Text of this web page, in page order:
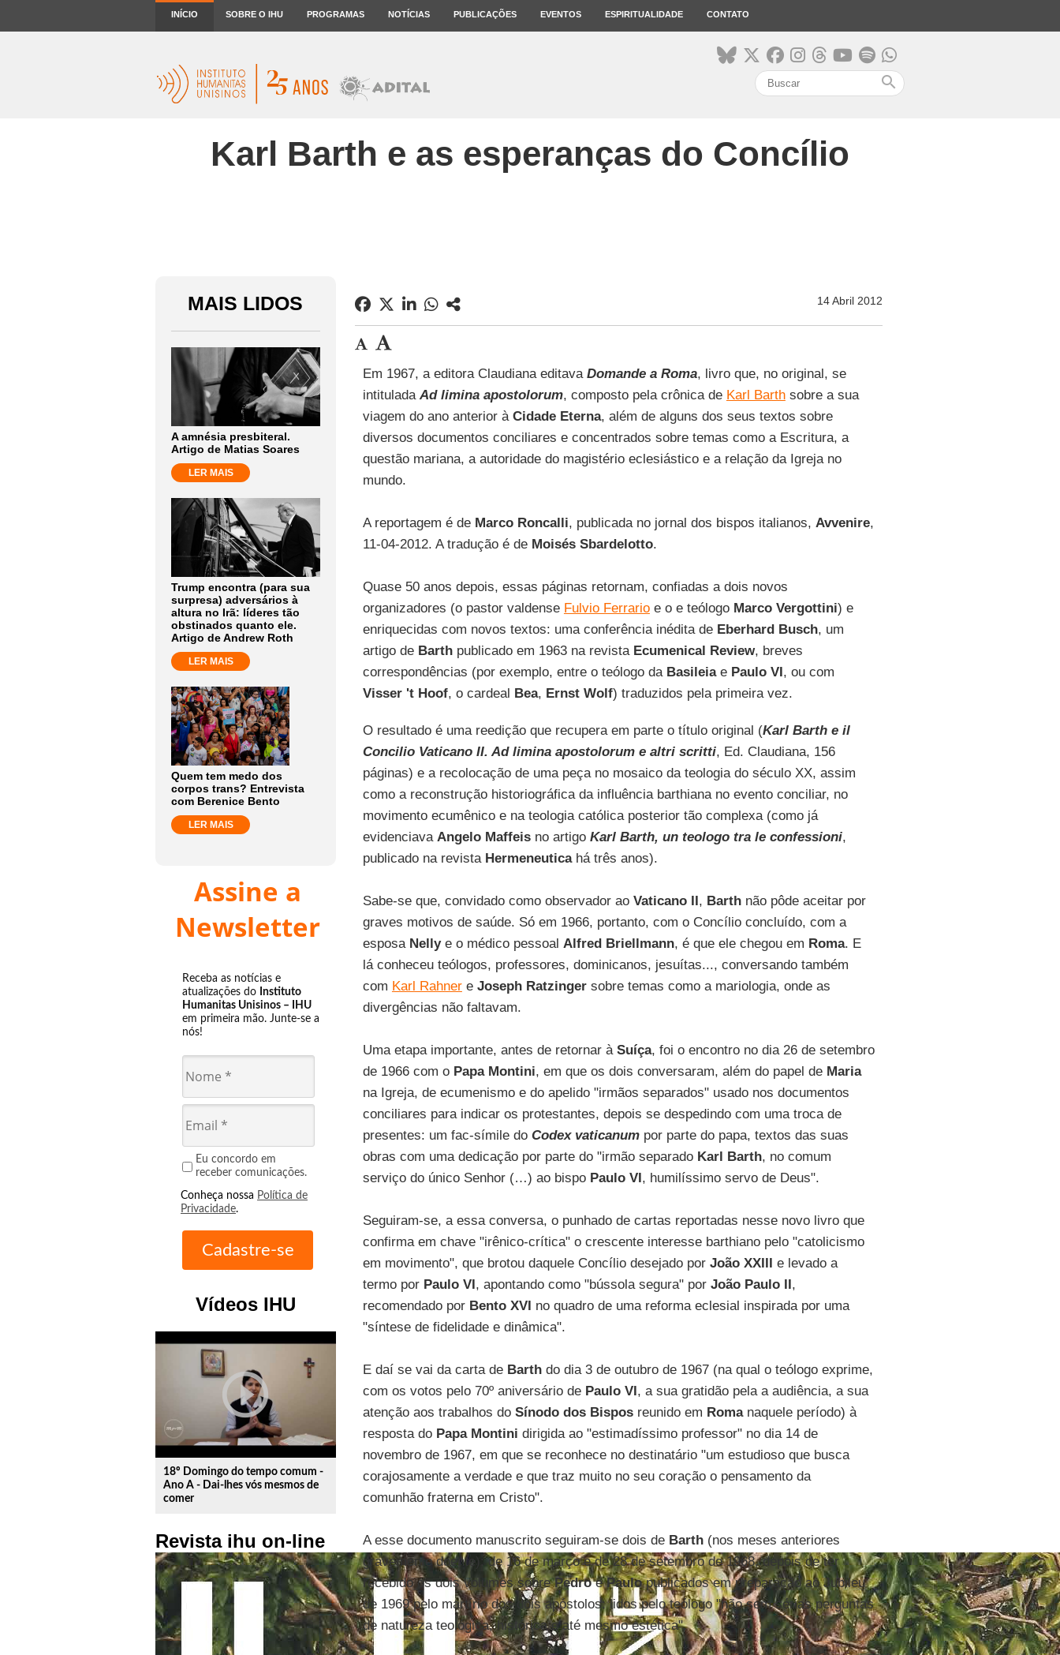
INÍCIO SOBRE O IHU PROGRAMAS NOTÍCIAS PUBLICAÇÕES EVENTOS ESPIRITUALIDADE CONTATO
search
Karl Barth e as esperanças do Concílio
MAIS LIDOS
A amnésia presbiteral.
Artigo de Matias Soares
LER MAIS
Trump encontra (para sua
surpresa) adversários à
altura no Irã: líderes tão
obstinados quanto ele.
Artigo de Andrew Roth
LER MAIS
Quem tem medo dos
corpos trans? Entrevista
com Berenice Bento
LER MAIS
Assine a
Newsletter
Receba as notícias e
atualizações do Instituto
Humanitas Unisinos – IHU
em primeira mão. Junte-se a
nós!
Eu concordo em
receber comunicações.
Conheça nossa Política de
Privacidade.
Vídeos IHU
play_circle_outline
18º Domingo do tempo comum -
Ano A - Dai-lhes vós mesmos de
comer
Revista ihu on-line
14 Abril 2012
Em 1967, a editora Claudiana editava Domande a Roma, livro que, no original, se
intitulada Ad limina apostolorum, composto pela crônica de Karl Barth sobre a sua
viagem do ano anterior à Cidade Eterna, além de alguns dos seus textos sobre
diversos documentos conciliares e concentrados sobre temas como a Escritura, a
questão mariana, a autoridade do magistério eclesiástico e a relação da Igreja no
mundo.
A reportagem é de Marco Roncalli, publicada no jornal dos bispos italianos, Avvenire,
11-04-2012. A tradução é de Moisés Sbardelotto.
Quase 50 anos depois, essas páginas retornam, confiadas a dois novos
organizadores (o pastor valdense Fulvio Ferrario e o e teólogo Marco Vergottini) e
enriquecidas com novos textos: uma conferência inédita de Eberhard Busch, um
artigo de Barth publicado em 1963 na revista Ecumenical Review, breves
correspondências (por exemplo, entre o teólogo da Basileia e Paulo VI, ou com
Visser 't Hoof, o cardeal Bea, Ernst Wolf) traduzidos pela primeira vez.
O resultado é uma reedição que recupera em parte o título original (Karl Barth e il
Concilio Vaticano II. Ad limina apostolorum e altri scritti, Ed. Claudiana, 156
páginas) e a recolocação de uma peça no mosaico da teologia do século XX, assim
como a reconstrução historiográfica da influência barthiana no evento conciliar, no
movimento ecumênico e na teologia católica posterior tão complexa (como já
evidenciava Angelo Maffeis no artigo Karl Barth, un teologo tra le confessioni,
publicado na revista Hermeneutica há três anos).
Sabe-se que, convidado como observador ao Vaticano II, Barth não pôde aceitar por
graves motivos de saúde. Só em 1966, portanto, com o Concílio concluído, com a
esposa Nelly e o médico pessoal Alfred Briellmann, é que ele chegou em Roma. E
lá conheceu teólogos, professores, dominicanos, jesuítas..., conversando também
com Karl Rahner e Joseph Ratzinger sobre temas como a mariologia, onde as
divergências não faltavam.
Uma etapa importante, antes de retornar à Suíça, foi o encontro no dia 26 de setembro
de 1966 com o Papa Montini, em que os dois conversaram, além do papel de Maria
na Igreja, de ecumenismo e do apelido "irmãos separados" usado nos documentos
conciliares para indicar os protestantes, depois se despedindo com uma troca de
presentes: um fac-símile do Codex vaticanumpor parte do papa, textos das suas
obras com uma dedicação por parte do "irmão separado Karl Barth, no comum
serviço do único Senhor (…) ao bispo Paulo VI, humilíssimo servo de Deus".
Seguiram-se, a essa conversa, o punhado de cartas reportadas nesse novo livro que
confirma em chave "irênico-crítica" o crescente interesse barthiano pelo "catolicismo
em movimento", que brotou daquele Concílio desejado por João XXIII e levado a
termo por Paulo VI, apontando como "bússola segura" por João Paulo II,
recomendado por Bento XVI no quadro de uma reforma eclesial inspirada por uma
"síntese de fidelidade e dinâmica".
E daí se vai da carta de Barth do dia 3 de outubro de 1967 (na qual o teólogo exprime,
com os votos pelo 70º aniversário de Paulo VI, a sua gratidão pela a audiência, a sua
atenção aos trabalhos do Sínodo dos Bispos reunido em Roma naquele período) à
resposta do Papa Montini dirigida ao "estimadíssimo professor" no dia 14 de
novembro de 1967, em que se reconhece no destinatário "um estudioso que busca
corajosamente a verdade e que traz muito no seu coração o pensamento da
comunhão fraterna em Cristo".
A esse documento manuscrito seguiram-se dois de Barth (nos meses anteriores
gravemente doente): de 16 de março e de 28 de setembro de 1968, depois de ter
recebido os dois volumes sobrePedroePaulopublicados em preparação ao Jubileu
de 1969 pelo martírio dos dois apóstolos: lidos pelo teólogo "não sem sérias perguntas
de natureza teológica, histórica e até mesmo estética".